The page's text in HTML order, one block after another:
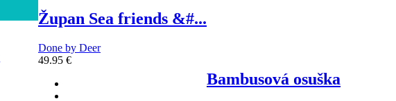
Župan Sea friends &#...
Done by Deer
49.95 €
Bambusová osuška